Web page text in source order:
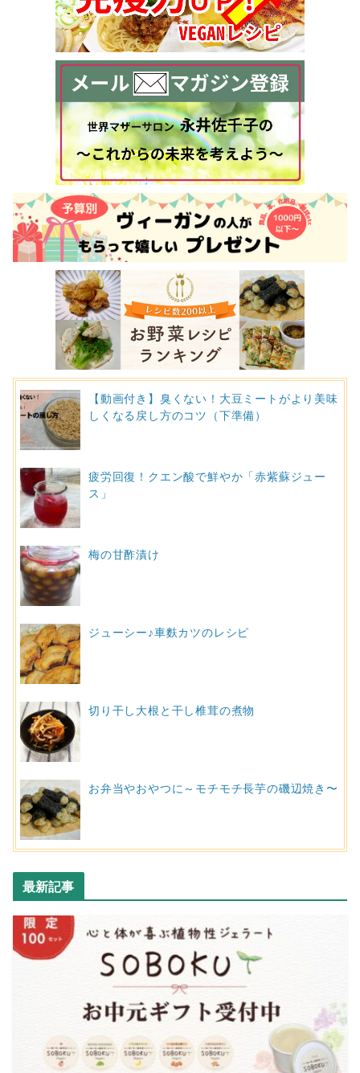
【動画付き】臭くない！大豆ミートがより美味
しくなる戻し方のコツ（下準備）
疲労回復！クエン酸で鮮やか「赤紫蘇ジュー
ス」
梅の甘酢漬け
ジューシー♪車麩カツのレシピ
切り干し大根と干し椎茸の煮物
お弁当やおやつに～モチモチ長芋の磯辺焼き〜
最新記事